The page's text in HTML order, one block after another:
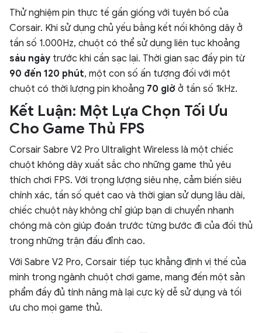
Thử nghiệm pin thực tế gần giống với tuyên bố của
Corsair. Khi sử dụng chủ yếu bằng kết nối không dây ở
tần số 1.000Hz, chuột có thể sử dụng liên tục khoảng
sáu ngày trước khi cần sạc lại. Thời gian sạc đầy pin từ
90 đến 120 phút, một con số ấn tượng đối với một
chuột có thời lượng pin khoảng 70 giờ ở tần số 1kHz.
Kết Luận: Một Lựa Chọn Tối Ưu
Cho Game Thủ FPS
Corsair Sabre V2 Pro Ultralight Wireless là một chiếc
chuột không dây xuất sắc cho những game thủ yêu
thích chơi FPS. Với trọng lượng siêu nhẹ, cảm biến siêu
chính xác, tần số quét cao và thời gian sử dụng lâu dài,
chiếc chuột này không chỉ giúp bạn di chuyển nhanh
chóng mà còn giúp đoán trước từng bước đi của đối thủ
trong những trận đấu đỉnh cao.
Với Sabre V2 Pro, Corsair tiếp tục khẳng định vị thế của
mình trong ngành chuột chơi game, mang đến một sản
phẩm đầy đủ tính năng mà lại cực kỳ dễ sử dụng và tối
ưu cho mọi game thủ.